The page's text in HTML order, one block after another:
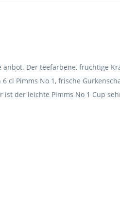
anbot. Der teefarbene, fruchtige
cl Pimms No 1, frische
der leichte Pimms No 1 Cup